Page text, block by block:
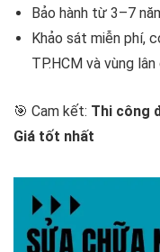
Bảo hành từ 3–7
Khảo sát miễn phí,
TP.HCM và vùng lân
🎯 Cam kết: Thi công
Giá tốt nhất